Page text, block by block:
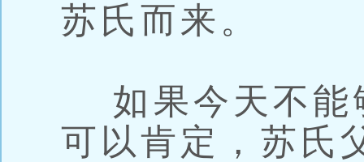
苏氏而来。
如果今天不能
可以肯定，苏氏